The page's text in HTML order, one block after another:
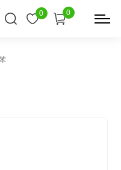
0 0